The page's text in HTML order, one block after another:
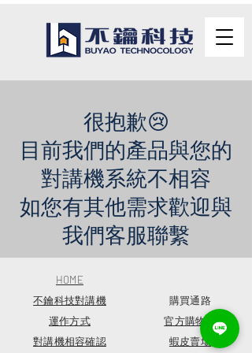
很抱歉😢
目前我們的產品與您的
對講機系統不相容
​如您有其他需求歡迎與
我們客服聯繫
HOME
​不鑰科技對講機
運作方式
對講機相容確認
購買通路
官方購物車
蝦皮賣場